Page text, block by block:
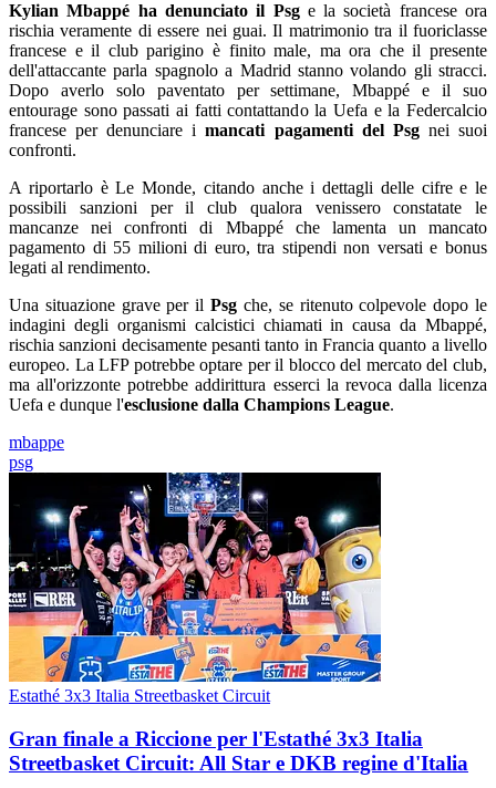
Kylian Mbappé ha denunciato il Psge la società francese ora
rischia veramente di essere nei guai. Il matrimonio tra il fuoriclasse
francese e il club parigino è finito male, ma ora che il presente
dell'attaccante parla spagnolo a Madrid stanno volando gli stracci.
Dopo averlo solo paventato per settimane, Mbappé e il suo
entourage sono passati ai fatti contattando la Uefa e la Federcalcio
francese per denunciare imancati pagamenti del Psgnei suoi
confronti.
A riportarlo è Le Monde, citando anche i dettagli delle cifre e le
possibili sanzioni per il club qualora venissero constatate le
mancanze nei confronti di Mbappé che lamenta un mancato
pagamento di 55 milioni di euro, tra stipendi non versati e bonus
legati al rendimento.
Una situazione grave per ilPsg che, se ritenuto colpevole dopo le
indagini degli organismi calcistici chiamati in causa da Mbappé,
rischia sanzioni decisamente pesanti tanto in Francia quanto a livello
europeo. La LFP potrebbe optare per il blocco del mercato del club,
ma all'orizzonte potrebbe addirittura esserci la revoca dalla licenza
Uefa e dunque l'esclusione dalla Champions League.
mbappe
psg
Estathé 3x3 Italia Streetbasket Circuit
Gran finale a Riccione per l'Estathé 3x3 Italia
Streetbasket Circuit: All Star e DKB regine d'Italia